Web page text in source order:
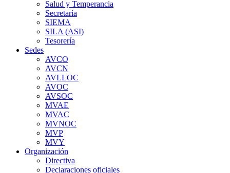
Salud y Temperancia
Secretaría
SIEMA
SILA (ASI)
Tesorería
Sedes
AVCO
AVCN
AVLLOC
AVOC
AVSOC
MVAE
MVAC
MVNOC
MVP
MVY
Organización
Directiva
Declaraciones oficiales